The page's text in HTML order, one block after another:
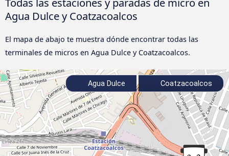
Agua Dulce y Coatzacoalcos
El mapa de abajo te muestra dónde encontrar todas las
terminales de micros en Agua Dulce y Coatzacoalcos.
Agua Dulce Coatzacoalcos